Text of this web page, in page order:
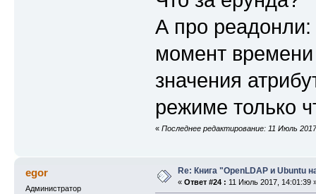
А про реадонли:
момент
значения
режиме только
« Последнее редактирование: 11 Июль
egor
Администратор
Re: Книга "OpenLDAP и Ubuntu
« Ответ #24 : 11 Июль 2017, 14:01:39